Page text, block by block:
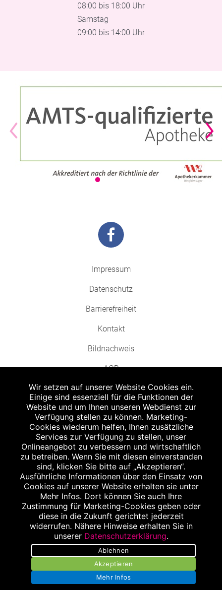
08:00 bis 18:00 Uhr
Samstag
09:00 bis 14:00 Uhr
Impressum
Datenschutz
Barrierefreiheit
Kontakt
Bildnachweis
AGB
Abgabe in haushaltsüblichen Mengen, solange der Vorrat reicht. Für Druck-
und Satzfehler keine Haftung.
Zu Risiken und Nebenwirkungen lesen Sie die Packungsbeilage und fragen
Sie Ihren Arzt oder Apotheker.
Angabe nach der deutschen Arzneimitteltaxe Apothekenerstattungspreis
(AEP). Der AEP ist keine unverbindliche Preisempfehlung der Hersteller. Der
AEP ist ein von den Apotheken in Ansatz gebrachter Preis für rezeptfreie
Arzneimittel. Er entspricht in der Höhe dem für Apotheken verbindlichen
Abgabepreis, zu dem eine Apotheke in bestimmten Fällen (z.B. bei Kindern
unter 12 Jahren) das Produkt mit der gesetzlichen Krankenversicherung
abrechnet. Der AEP ist der allgemeine Erstattungspreis im Falle einer
Kostenübernahme durch die gesetzlichen Krankenkassen, vor Abzug eines
Zwangsrabattes (zur Zeit 5%) nach §130 Abs. 1 SGB V.
Unverbindliche Preisempfehlung des Herstellers (UVP).
powered by apovena.de
Wir setzen auf unserer Website Cookies ein.
Einige sind essenziell für die Funktionen der
Website und um Ihnen unseren Webdienst zur
Verfügung stellen zu können. Marketing-
Cookies wiederum helfen, Ihnen zusätzliche
Services zur Verfügung zu stellen, unser
Onlineangebot zu verbessern und wirtschaftlich
zu betreiben. Wenn Sie mit diesen einverstanden
sind, klicken Sie bitte auf „Akzeptieren“.
Ausführliche Informationen über den Einsatz von
Cookies auf unserer Website erhalten sie unter
Mehr Infos. Dort können Sie auch Ihre
Zustimmung für Marketing-Cookies geben oder
diese in die Zukunft gerichtet jederzeit
widerrufen. Nähere Hinweise erhalten Sie in
unserer Datenschutzerklärung.
Ablehnen
Akzeptieren
Mehr Infos